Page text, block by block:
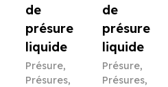
de
présure
liquide
Présure,
Présures,
de
présure
liquide
Présure,
Présures,